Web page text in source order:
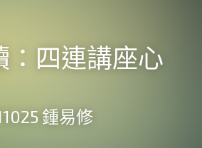
：四連講座心
鍾易修